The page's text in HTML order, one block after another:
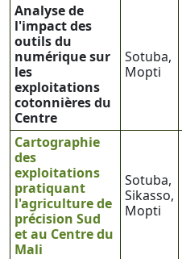
Analyse de
l'impact des
outils du
numérique sur
les
exploitations
cotonnières du
Centre
Sotuba,
Mopti
Cartographie
des
exploitations
pratiquant
l'agriculture de
précision Sud
et au Centre du
Mali
Sotuba,
Sikasso,
Mopti